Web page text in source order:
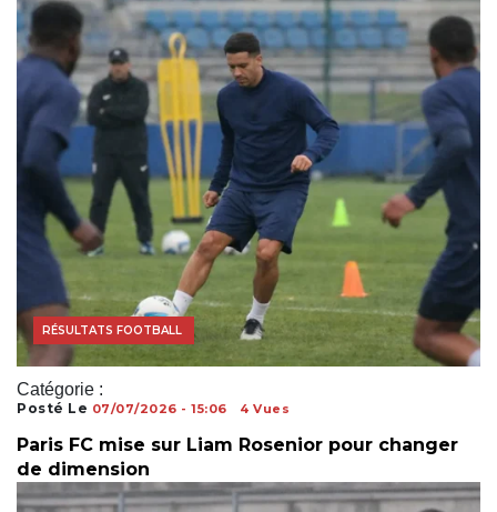
Catégorie :
ACTUALITÉS FOOTBALL
MERCATO FOOTBALL
RÉSULTATS FOOTBALL
Posté Le 07/07/2026 - 15:06 4 Vues
Paris FC mise sur Liam Rosenior pour changer
de dimension